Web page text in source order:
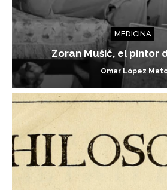
MEDICINA
Zoran Mušič, el pintor
Omar López